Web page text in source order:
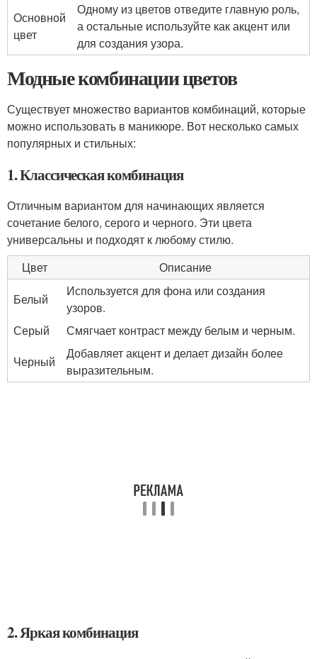
Основной
цвет
Одному из цветов отведите главную роль,
а остальные используйте как акцент или
для создания узора.
Модные комбинации цветов
Существует множество вариантов комбинаций, которые
можно использовать в маникюре. Вот несколько самых
популярных и стильных:
1. Классическая комбинация
Отличным вариантом для начинающих является
сочетание белого, серого и черного. Эти цвета
универсальны и подходят к любому стилю.
Цвет
Описание
Белый
Используется для фона или создания
узоров.
Серый
Смягчает контраст между белым и черным.
Черный
Добавляет акцент и делает дизайн более
выразительным.
2. Яркая комбинация